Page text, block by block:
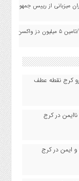
میزبانی از رییس جمهور
دلیل شیوع بیماری سرخک ورود اتباع بیگانه است/تامین ۵ میلیون دز واکسن
بخشی از خط ۲ مترو کرج نقطه عطف
در کرج
ایمن در کرج